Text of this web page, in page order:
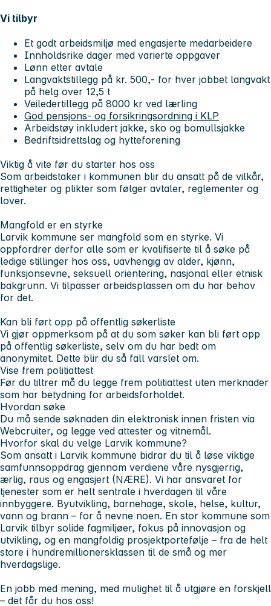
Vi tilbyr
Et godt arbeidsmiljø med engasjerte medarbeidere
Innholdsrike dager med varierte oppgaver
Lønn etter avtale
Langvaktstillegg på kr. 500,- for hver jobbet langvakt
på helg over 12,5 t
Veiledertillegg på 8000 kr ved lærling
God pensjons- og forsikringsordning i KLP
Arbeidstøy inkludert jakke, sko og bomullsjakke
Bedriftsidrettslag og hytteforening
Viktig å vite før du starter hos oss
Som arbeidstaker i kommunen blir du ansatt på de vilkår,
rettigheter og plikter som følger avtaler, reglementer og
lover.
Mangfold er en styrke
Larvik kommune ser mangfold som en styrke. Vi
oppfordrer derfor alle som er kvalifiserte til å søke på
ledige stillinger hos oss, uavhengig av alder, kjønn,
funksjonsevne, seksuell orientering, nasjonal eller etnisk
bakgrunn. Vi tilpasser arbeidsplassen om du har behov
for det.
Kan bli ført opp på offentlig søkerliste
Vi gjør oppmerksom på at du som søker kan bli ført opp
på offentlig søkerliste, selv om du har bedt om
anonymitet. Dette blir du så fall varslet om.
Vise frem politiattest
Før du tiltrer må du legge frem politiattest uten merknader
som har betydning for arbeidsforholdet.
Hvordan søke
Du må sende søknaden din elektronisk innen fristen via
Webcruiter, og legge ved attester og vitnemål.
Hvorfor skal du velge Larvik kommune?
Som ansatt i Larvik kommune bidrar du til å løse viktige
samfunnsoppdrag gjennom verdiene våre nysgjerrig,
ærlig, raus og engasjert (NÆRE). Vi har ansvaret for
tjenester som er helt sentrale i hverdagen til våre
innbyggere. Byutvikling, barnehage, skole, helse, kultur,
vann og brann – for å nevne noen. En stor kommune som
Larvik tilbyr solide fagmiljøer, fokus på innovasjon og
utvikling, og en mangfoldig prosjektportefølje – fra de helt
store i hundremillionersklassen til de små og mer
hverdagslige.
En jobb med mening, med mulighet til å utgjøre en forskjell
– det får du hos oss!